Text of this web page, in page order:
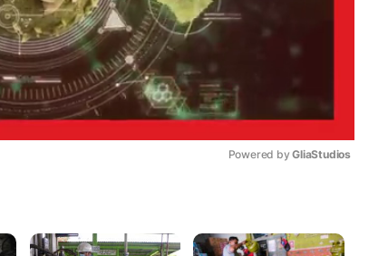
Powered by GliaStudios